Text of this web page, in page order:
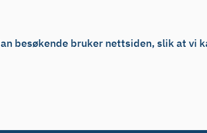
besøkende bruker nettsiden, slik at vi